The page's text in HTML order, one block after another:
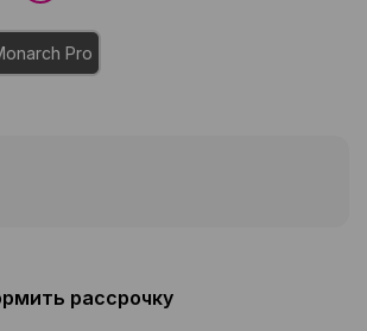
Pro
рассрочку